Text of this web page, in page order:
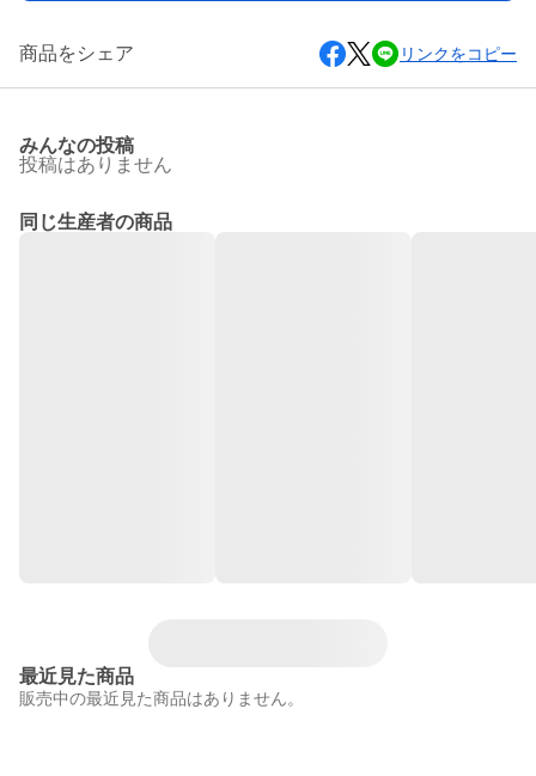
商品をシェア リンクをコピー
みんなの投稿
投稿はありません
同じ生産者の商品
最近見た商品
販売中の最近見た商品はありません。